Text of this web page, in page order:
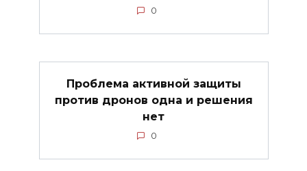
0
Проблема активной защиты
против дронов одна и решения
нет
0